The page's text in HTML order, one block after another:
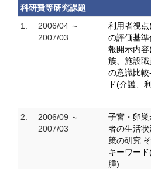
科研費等研究課題
1.
2006/04 ～
2007/03
利用者視
の評価基
報開示内
族、施設
の意識比
ド(介護、
2.
2006/09 ～
2007/03
子宮・卵
者の生活
策の研究
キーワー
腫)